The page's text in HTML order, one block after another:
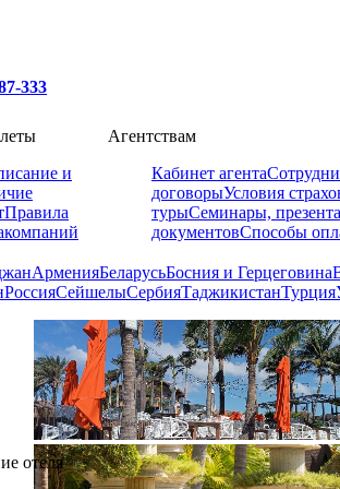
333
и
Правила
Агентствам
Кабинет агента
договорыУсловия
турыСеминары,
документовСпособы
АрменияБеларусьБосния и Герцеговина
РоссияСейшелыСербияТаджикистанТурция
отеля